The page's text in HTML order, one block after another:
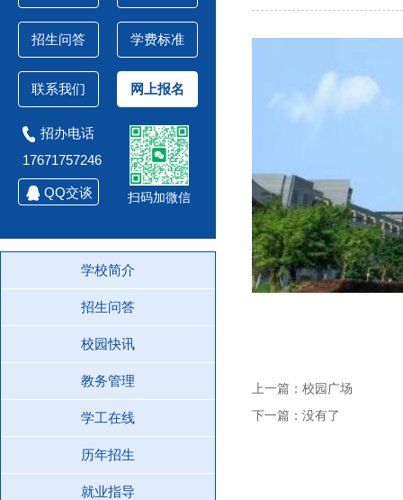
招生问答 学费标准
联系我们 网上报名
招办电话
17671757246
QQ交谈 扫码加微信
学校简介
招生问答
校园快讯
教务管理
学工在线
历年招生
就业指导
上一篇：校园广场
下一篇：没有了